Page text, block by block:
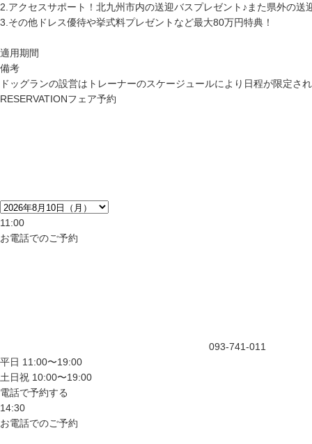
2.アクセスサポート！北九州市内の送迎バスプレゼント♪また県外の
3.その他ドレス優待や挙式料プレゼントなど最大80万円特典！
適用期間
備考
ドッグランの設営はトレーナーのスケージュールにより日程が限定さ
RESERVATIONフェア予約
11:00
お電話でのご予約
093-741-011
平日 11:00〜19:00
土日祝 10:00〜19:00
電話で予約する
14:30
お電話でのご予約